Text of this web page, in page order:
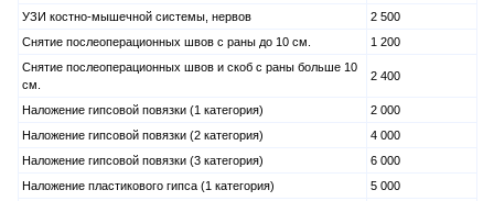
УЗИ костно-мышечной системы, нервов
2 500
Снятие послеоперационных швов с раны до 10 см.
1 200
Снятие послеоперационных швов и скоб с раны больше 10
см.
2 400
Наложение гипсовой повязки (1 категория)
2 000
Наложение гипсовой повязки (2 категория)
4 000
Наложение гипсовой повязки (3 категория)
6 000
Наложение пластикового гипса (1 категория)
5 000